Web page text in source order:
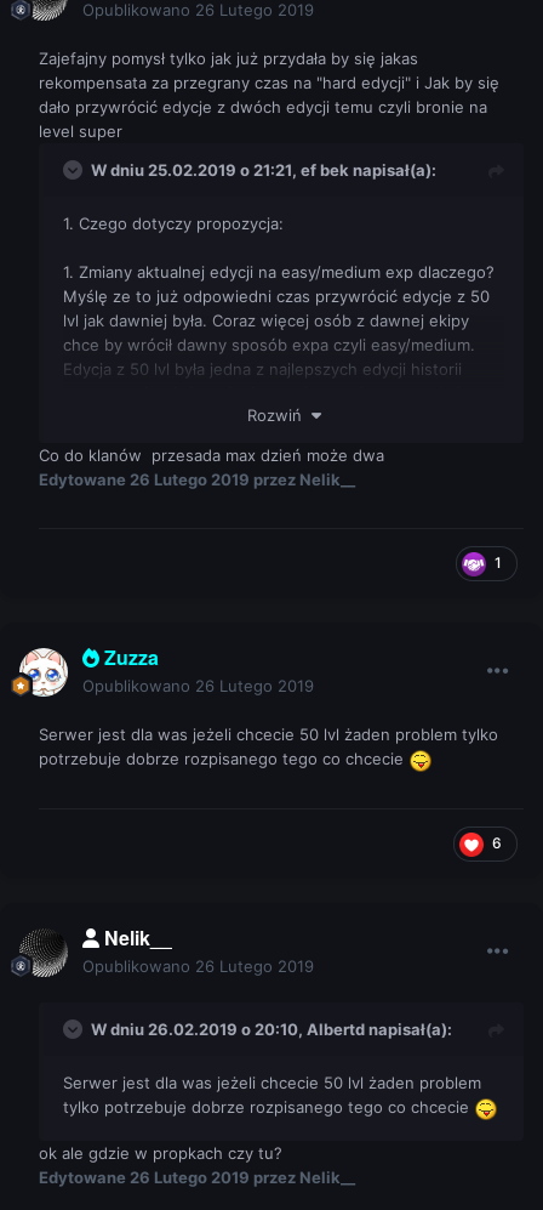
Opublikowano 26 Lutego 2019
Zajefajny pomysł tylko jak już przydała by się jakas
rekompensata za przegrany czas na "hard edycji" i Jak by się
dało przywrócić edycje z dwóch edycji temu czyli bronie na
level super
W dniu 25.02.2019 o 21:21, ef beknapisał(a):
1. Czego dotyczy propozycja:
1. Zmiany aktualnej edycji na easy/medium exp dlaczego?
Myślę ze to już odpowiedni czas przywrócić edycje z 50
lvl jak dawniej była. Coraz więcej osób z dawnej ekipy
chce by wrócił dawny sposób expa czyli easy/medium.
Edycja z 50 lvl była jedna z najlepszych edycji historii
inne płatności jak dawniej.
3. Klany można zrobić dopiero po upływie dwóch tygodni
2. Dlaczego uważasz że jest to potrzebne: Myślę ze to
jest również dodatkowy sposób by uratować serwer do
3. Link jeśli jest: ---
4. Twój nick z gry: fb???
Rozwiń
Co do klanów przesada max dzień może dwa
Edytowane 26 Lutego 2019 przez Nelik__
1
Zuzza
Opublikowano 26 Lutego 2019
Serwer jest dla was jeżeli chcecie 50 lvl żaden problem tylko
potrzebuje dobrze rozpisanego tego co chcecie
6
Nelik__
Opublikowano 26 Lutego 2019
W dniu 26.02.2019 o 20:10, Albertdnapisał(a):
Serwer jest dla was jeżeli chcecie 50 lvl żaden problem
tylko potrzebuje dobrze rozpisanego tego co chcecie
ok ale gdzie w propkach czy tu?
Edytowane 26 Lutego 2019 przez Nelik__